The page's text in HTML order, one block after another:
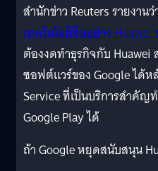
สำนักข่าว Reuters รายงาน
เทคโนโลยีจีนอย่างHuawei
ต้องงดทำธุรกิจกับ Huawei
ซอฟต์แวร์ของ Google ได้ห
Service ที่เป็นบริการสำคัญ
Google Play ได้
ถ้า Google หยุดสนับสนุน